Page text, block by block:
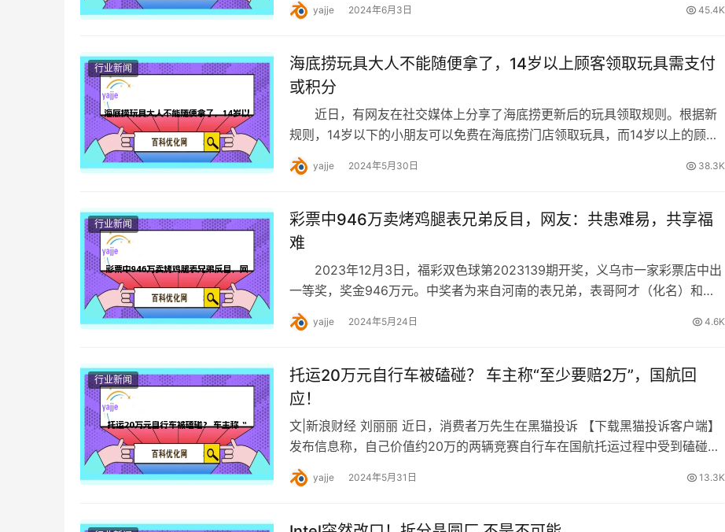
yajje 2024年6月3日 45.4K
行业新闻
海底捞玩具大人不能随便拿了，14岁以上顾客领取玩具需支付
或积分
近日，有网友在社交媒体上分享了海底捞更新后的玩具领取规则。根据新
规则，14岁以下的小朋友可以免费在海底捞门店领取玩具，而14岁以上的顾客
则需要通过捞币兑换或支付9.9元的方式获…
yajje 2024年5月30日 38.3K
行业新闻
彩票中946万卖烤鸡腿表兄弟反目，网友：共患难易，共享福
难
2023年12月3日，福彩双色球第2023139期开奖，义乌市一家彩票店中出
一等奖，奖金946万元。中奖者为来自河南的表兄弟，表哥阿才（化名）和表
弟阿云（化名）。12月4日，两…
yajje 2024年5月24日 4.6K
行业新闻
托运20万元自行车被磕碰？ 车主称“至少要赔2万”，国航回
应！
文|新浪财经 刘丽丽 近日，消费者万先生在黑猫投诉 【下载黑猫投诉客户端】
发布信息称，自己价值约20万的两辆竞赛自行车在国航托运过程中受到磕碰，
要求赔偿未果。国航成都天府机场行李部…
yajje 2024年5月31日 13.3K